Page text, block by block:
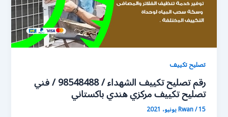
تصليح تكييف
رقم تصليح تكييف الشهداء / 98548488 / فني
تصليح تكييف مركزي هندي باكستاني
Rwan/15 يونيو، 2021